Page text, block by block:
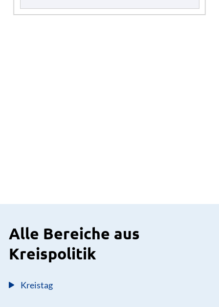
Alle Bereiche aus
Kreispolitik
Kreistag